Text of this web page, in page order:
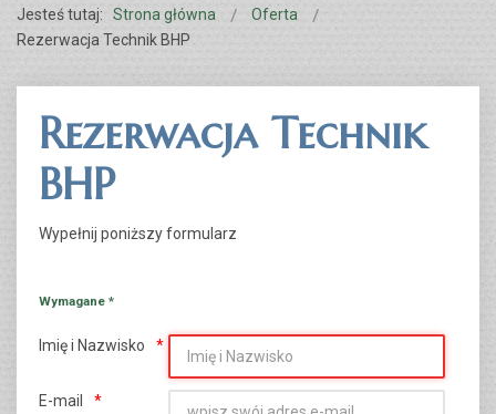
Jesteś tutaj: Strona główna
Oferta
Rezerwacja Technik BHP
Rezerwacja Technik
BHP
Wypełnij poniższy formularz
Wymagane *
Imię i Nazwisko
E-mail